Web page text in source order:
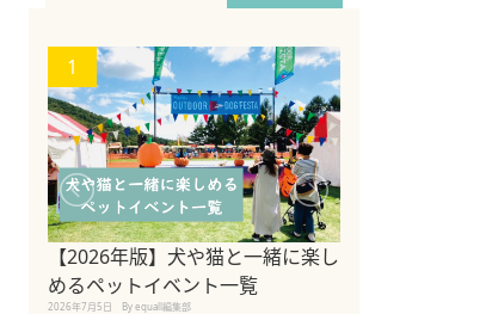
1
【2026年版】犬や猫と一緒に楽し
めるペットイベント一覧
2026年7月5日 By equall編集部